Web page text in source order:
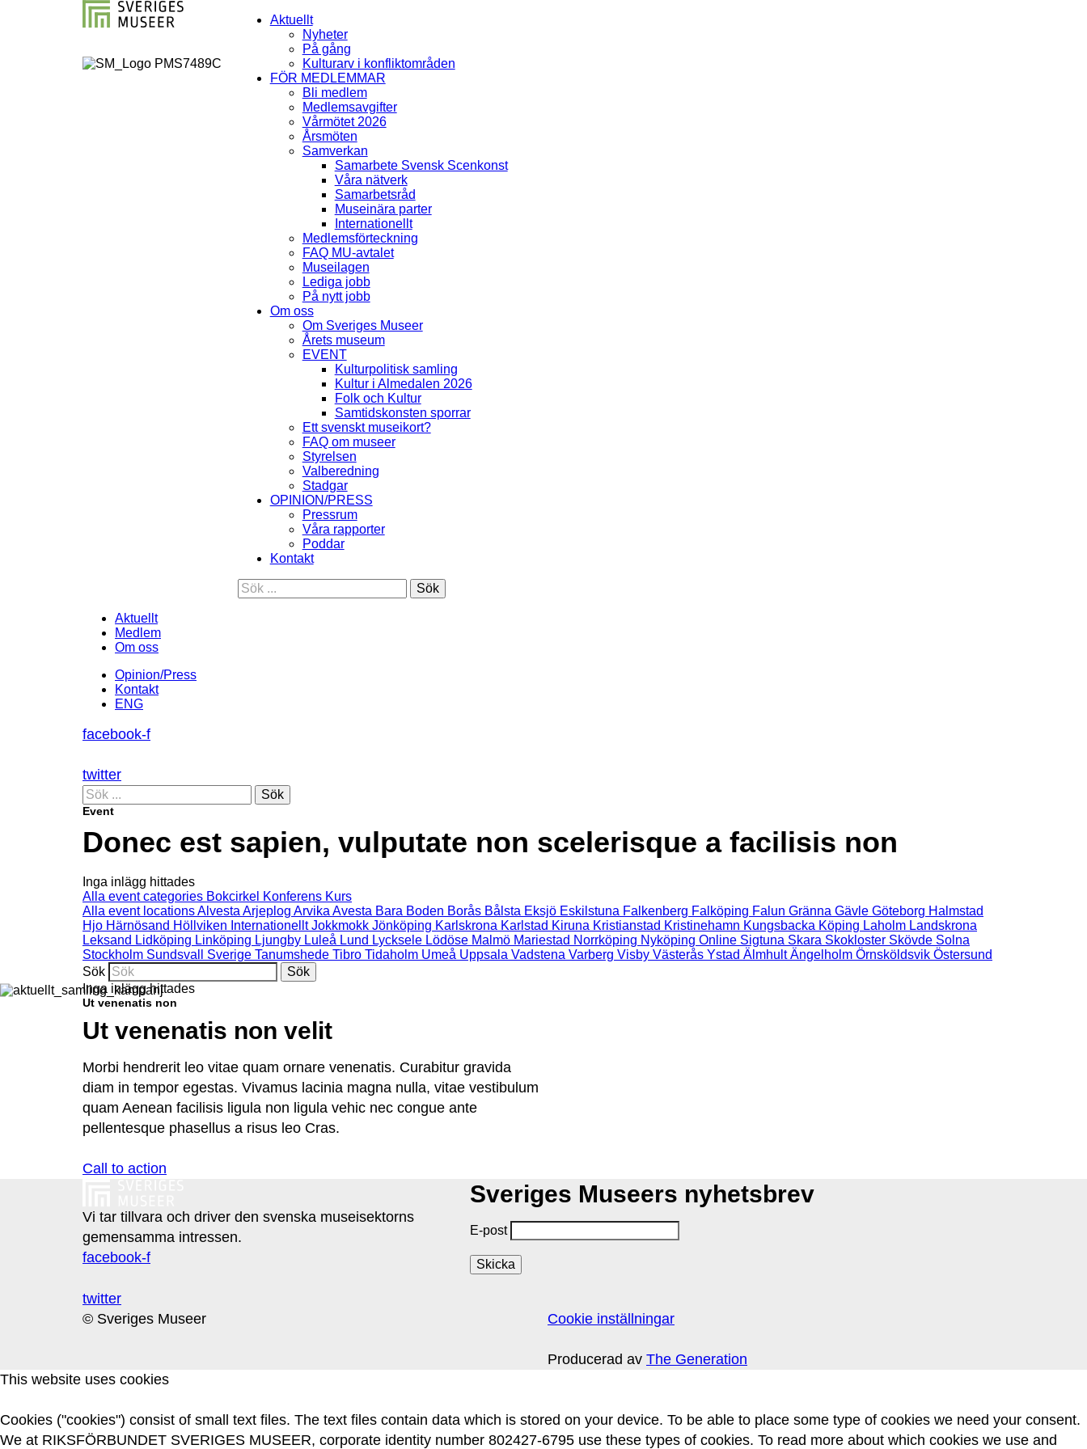
Aktuellt
Nyheter
På gång
Kulturarv i konfliktområden
FÖR MEDLEMMAR
Bli medlem
Medlemsavgifter
Vårmötet 2026
Årsmöten
Samverkan
Samarbete Svensk Scenkonst
Våra nätverk
Samarbetsråd
Museinära parter
Internationellt
Medlemsförteckning
FAQ MU-avtalet
Museilagen
Lediga jobb
På nytt jobb
Om oss
Om Sveriges Museer
Årets museum
EVENT
Kulturpolitisk samling
Kultur i Almedalen 2026
Folk och Kultur
Samtidskonsten sporrar
Ett svenskt museikort?
FAQ om museer
Styrelsen
Valberedning
Stadgar
OPINION/PRESS
Pressrum
Våra rapporter
Poddar
Kontakt
Sök
Aktuellt
Medlem
Om oss
Opinion/Press
Kontakt
ENG
facebook-f
twitter
Sök
Event
Donec est sapien, vulputate non scelerisque a facilisis non
Inga inlägg hittades
Alla event categories Bokcirkel Konferens Kurs
Alla event locationsAlvesta Arjeplog Arvika Avesta Bara Boden Borås Bålsta Eksjö Eskilstuna Falkenberg Falköping Falun Gränna Gävle Göteborg Halmstad
Hjo Härnösand Höllviken Internationellt Jokkmokk Jönköping Karlskrona Karlstad Kiruna Kristianstad Kristinehamn Kungsbacka Köping Laholm Landskrona
Leksand Lidköping Linköping Ljungby Luleå Lund Lycksele Lödöse Malmö Mariestad Norrköping Nyköping Online Sigtuna Skara Skokloster Skövde Solna
Stockholm Sundsvall Sverige Tanumshede Tibro Tidaholm Umeå Uppsala Vadstena Varberg Visby Västerås Ystad Älmhult Ängelholm Örnsköldsvik Östersund
Sök
Inga inlägg hittades
Ut venenatis non
Ut venenatis non velit
Morbi hendrerit leo vitae quam ornare venenatis. Curabitur gravida
diam in tempor egestas. Vivamus lacinia magna nulla, vitae vestibulum
quam Aenean facilisis ligula non ligula vehic nec congue ante
pellentesque phasellus a risus leo Cras.
Call to action
Vi tar tillvara och driver den svenska museisektorns
gemensamma intressen.
facebook-f
twitter
Sveriges Museers nyhetsbrev
E-post
© Sveriges Museer Cookie inställningar
Producerad av The Generation
This website uses cookies
Cookies ("cookies") consist of small text files. The text files contain data which is stored on your device. To be able to place some type of cookies we need your consent.
We at RIKSFÖRBUNDET SVERIGES MUSEER, corporate identity number 802427-6795 use these types of cookies. To read more about which cookies we use and